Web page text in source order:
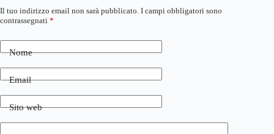
Il tuo indirizzo email non sarà pubblicato. I campi obbligatori sono
contrassegnati *
Nome
Email
Sito web